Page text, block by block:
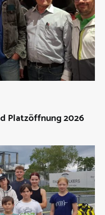
Platzöffnung 2026